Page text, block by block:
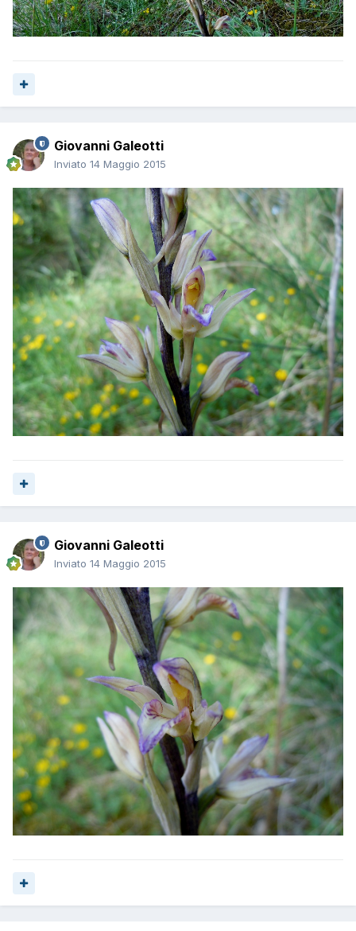
Giovanni Galeotti
Inviato 14 Maggio 2015
Giovanni Galeotti
Inviato 14 Maggio 2015